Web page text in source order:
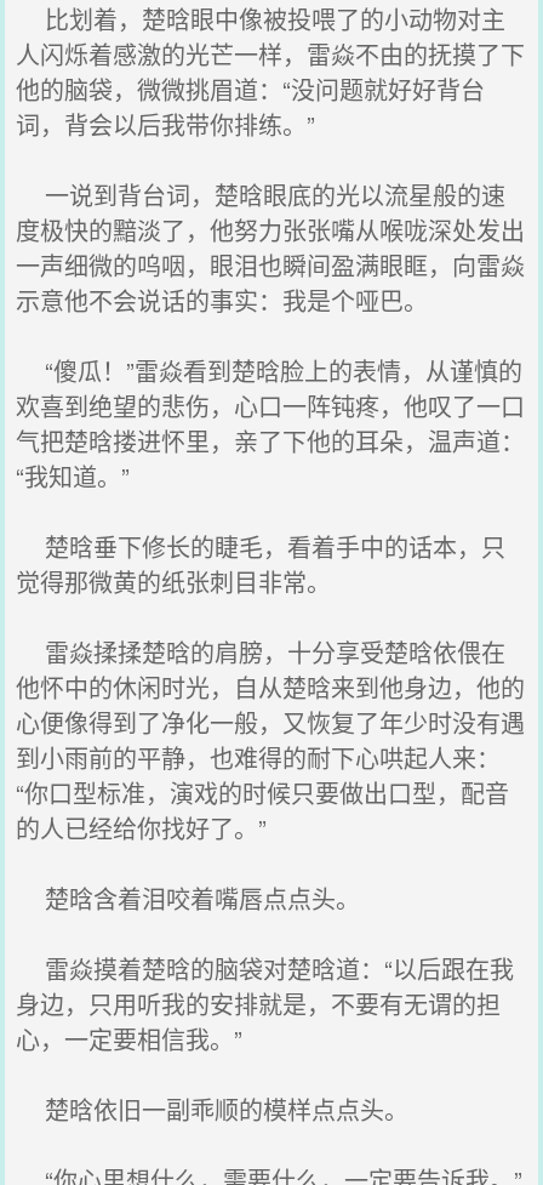
比划着，楚晗眼中像被投喂了的小动物对主
人闪烁着感激的光芒一样，雷焱不由的抚摸了下
他的脑袋，微微挑眉道：“没问题就好好背台
词，背会以后我带你排练。”
一说到背台词，楚晗眼底的光以流星般的速
度极快的黯淡了，他努力张张嘴从喉咙深处发出
一声细微的呜咽，眼泪也瞬间盈满眼眶，向雷焱
示意他不会说话的事实：我是个哑巴。
“傻瓜！”雷焱看到楚晗脸上的表情，从谨慎的
欢喜到绝望的悲伤，心口一阵钝疼，他叹了一口
气把楚晗搂进怀里，亲了下他的耳朵，温声道：
“我知道。”
楚晗垂下修长的睫毛，看着手中的话本，只
觉得那微黄的纸张刺目非常。
雷焱揉揉楚晗的肩膀，十分享受楚晗依偎在
他怀中的休闲时光，自从楚晗来到他身边，他的
心便像得到了净化一般，又恢复了年少时没有遇
到小雨前的平静，也难得的耐下心哄起人来：
“你口型标准，演戏的时候只要做出口型，配音
的人已经给你找好了。”
楚晗含着泪咬着嘴唇点点头。
雷焱摸着楚晗的脑袋对楚晗道：“以后跟在我
身边，只用听我的安排就是，不要有无谓的担
心，一定要相信我。”
楚晗依旧一副乖顺的模样点点头。